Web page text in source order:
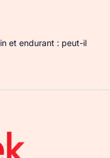
et endurant : peut-il